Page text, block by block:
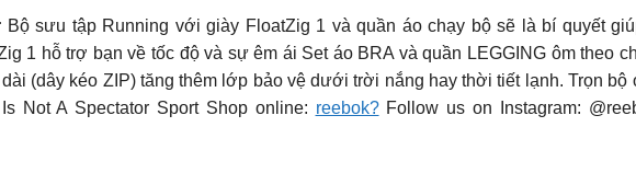
sưu tập Running với giày FloatZig 1 và quần áo chạy bộ sẽ là bí quyết
1 hỗ trợ bạn về tốc độ và sự êm ái Set áo BRA và quần LEGGING ôm theo
(dây kéo ZIP) tăng thêm lớp bảo vệ dưới trời nắng hay thời tiết lạnh. Trọn
Not A Spectator Sport Shop online: reebok?Follow us on Instagram: